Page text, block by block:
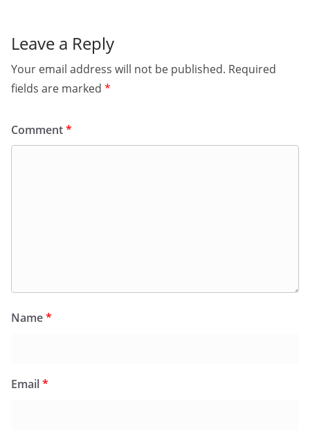
Leave a Reply
Your email address will not be published. Required
fields are marked *
Comment*
Name*
Email*